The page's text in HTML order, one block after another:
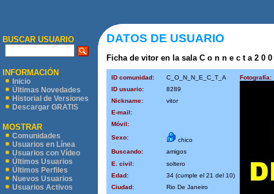
BUSCAR USUARIO
INFORMACIÓN
Inicio
Últimas Novedades
Historial de Versiones
Descargar GRATIS
MOSTRAR
Comunidades
Usuarios en Línea
Usuarios con Vídeo
Últimos Usuarios
Últimos Perfiles
Nuevos Usuarios
Usuarios Activos
DATOS DE USUARIO
Ficha de vitor en la sala C o n n e c t a 2 0 0
ID comunidad: C_O_N_N_E_C_T_A
Fotografía:
ID usuario:
8289
Nickname:
vitor
E-mail:
Móvil:
Sexo:
chico
Buscando:
amigos
E. civil:
soltero
Edad:
34 (cumple el 21 del 10)
Ciudad:
Rio De Janeiro